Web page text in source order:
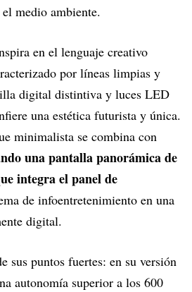
medio ambiente.
en el lenguaje creativo
por líneas limpias y
digital distintiva y luces LED
una estética futurista y única.
minimalista se combina con
una pantalla panorámica de
integra el panel de
de infoentretenimiento en una
digital.
sus puntos fuertes: en su versión
autonomía superior a los 600